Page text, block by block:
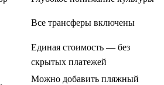
Все трансферы включены
Единая стоимость — без
скрытых платежей
Можно добавить пляжный